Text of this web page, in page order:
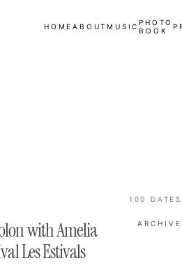
HOMEABOUTMUSICPHOTO
BOOK
100 DATES
with Amelia
Les Estivals
ARCHIVE